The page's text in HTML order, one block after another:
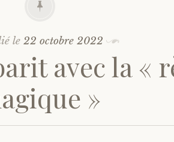
le 22 octobre 2022
avec la «
»